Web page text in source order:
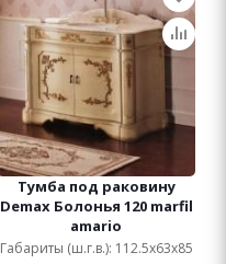
Тумба под раковину
Demax Болонья 120 marfil
amario
Габариты (ш.г.в.): 112.5x63x85